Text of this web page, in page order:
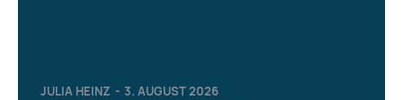
JULIA HEINZ - 3. AUGUST 2026